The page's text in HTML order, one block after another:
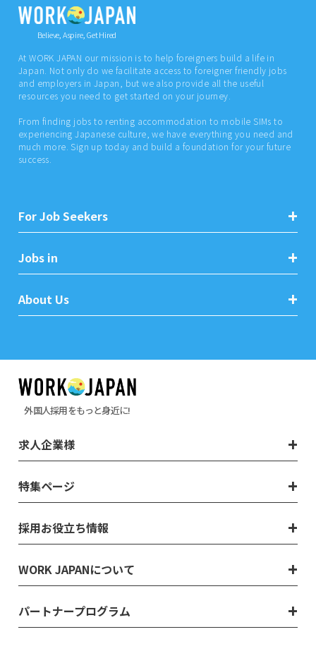
Believe, Aspire, Get Hired
At WORK JAPAN our mission is to help foreigners build a life in
Japan. Not only do we facilitate access to foreigner friendly jobs
and employers in Japan, but we also provide all the useful
resources you need to get started on your journey.
From finding jobs to renting accommodation to mobile SIMs to
experiencing Japanese culture, we have everything you need and
much more. Sign up today and build a foundation for your future
success.
For Job Seekers
Jobs in
About Us
外国人採用をもっと身近に!
求人企業様
特集ページ
採用お役立ち情報
WORK JAPANについて
パートナープログラム